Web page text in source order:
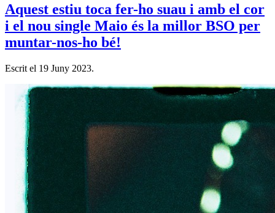
Aquest estiu toca fer-ho suau i amb el cor
i el nou single Maio és la millor BSO per
muntar-nos-ho bé!
Escrit el 19 Juny 2023.